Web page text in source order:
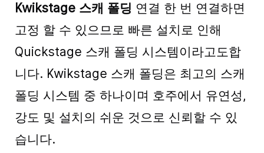
Kwikstage 스캐 폴딩 연결 한 번 연결하면
고정 할 수 있으므로 빠른 설치로 인해
Quickstage 스캐 폴딩 시스템이라고도합
니다. Kwikstage 스캐 폴딩은 최고의 스캐
폴딩 시스템 중 하나이며 호주에서 유연성,
강도 및 설치의 쉬운 것으로 신뢰할 수 있
습니다.